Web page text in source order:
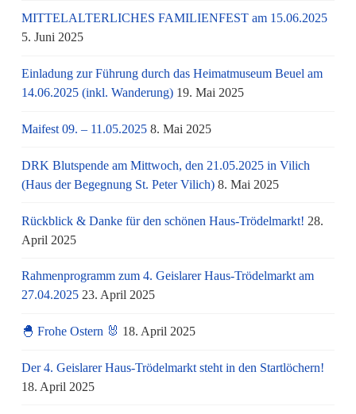
MITTELALTERLICHES FAMILIENFEST am 15.06.2025
5. Juni 2025
Einladung zur Führung durch das Heimatmuseum Beuel am
14.06.2025 (inkl. Wanderung) 19. Mai 2025
Maifest 09. – 11.05.2025 8. Mai 2025
DRK Blutspende am Mittwoch, den 21.05.2025 in Vilich
(Haus der Begegnung St. Peter Vilich) 8. Mai 2025
Rückblick & Danke für den schönen Haus-Trödelmarkt! 28.
April 2025
Rahmenprogramm zum 4. Geislarer Haus-Trödelmarkt am
27.04.2025 23. April 2025
🐣 Frohe Ostern 🐰 18. April 2025
Der 4. Geislarer Haus-Trödelmarkt steht in den Startlöchern!
18. April 2025